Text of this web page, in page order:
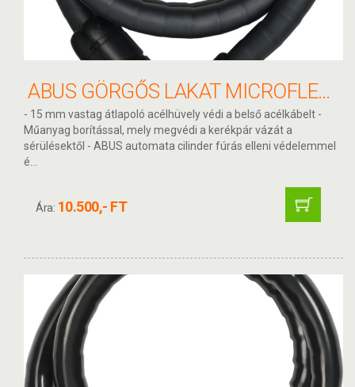
ABUS GÖRGŐS LAKAT MICROFLEX 6615K/120/15
- 15 mm vastag átlapoló acélhüvely védi a belső acélkábelt -
Műanyag borítással, mely megvédi a kerékpár vázát a
sérülésektől - ABUS automata cilinder fúrás elleni védelemmel
é...
Ára: 10.500,- FT